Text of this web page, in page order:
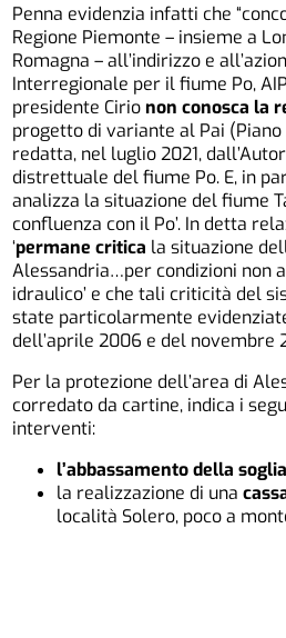
Penna evidenzia infatti che
Regione Piemonte – insieme a
Romagna – all’indirizzo e
Interregionale per il fiume Po,
presidente Cirionon conosca la
progetto di variante al Pai
redatta, nel luglio 2021,
distrettuale del fiume Po. E, in
analizza la situazione del fiume
confluenza con il Po’. In detta
‘permane critica la situazione
Alessandria…per condizioni non
idraulico’ e che tali criticità del
state particolarmente
dell’aprile 2006 e del novembre
Per la protezione dell’area di
corredato da cartine, indica i
interventi:
l’abbassamento della soglia
la realizzazione di una
località Solero, poco a